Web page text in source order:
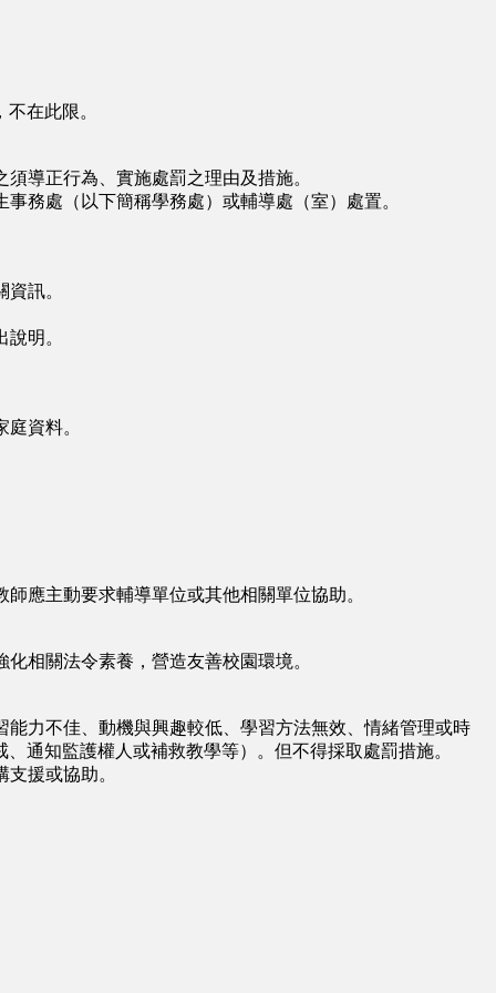
在此限。
導正行為、實施處罰之理由及措施。
務處（以下簡稱學務處）或輔導處（室）處置。
訊。
明。
資料。
應主動要求輔導單位或其他相關單位協助。
相關法令素養，營造友善校園環境。
力不佳、動機與興趣較低、學習方法無效、情緒管理或時
通知監護權人或補救教學等）。但不得採取處罰措施。
援或協助。